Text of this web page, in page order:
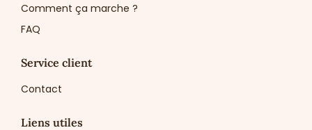
Comment ça marche ?
FAQ
Service client
Contact
Liens utiles